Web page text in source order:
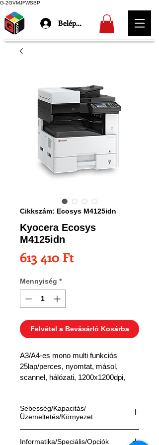
G-2GVMJFWSBP
Belépés
Cikkszám: Ecosys M4125idn
Kyocera Ecosys
M4125idn
613 410 FtÁr
Mennyiség *
Felvétel a Bevásárló Kosárba
A3/A4-es mono multi funkciós
25lap/perces, nyomtat, másol,
scannel, hálózati, 1200x1200dpi,
Sebesség/Kapacitás/
Üzemeltetés/Környezet
Informatika/Speciális/Opciók